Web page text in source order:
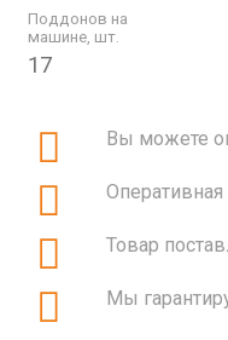
Поддонов на
машине, шт.
17
Вы можете
Оперативная
Товар
Мы